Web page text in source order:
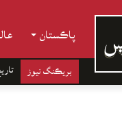
پاڪستان
بريڪنگ نيوز